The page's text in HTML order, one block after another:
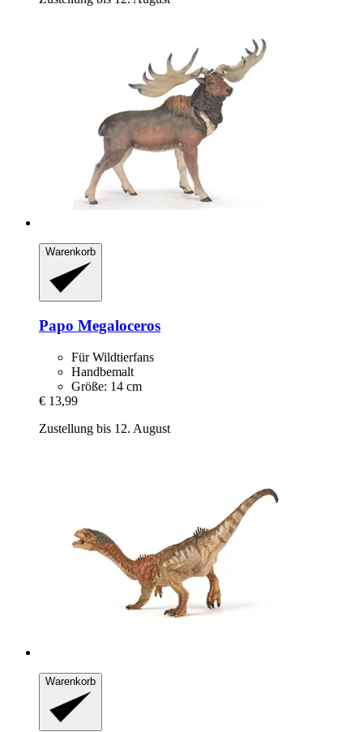
Warenkorb
Papo Megaloceros
Für Wildtierfans
Handbemalt
Größe: 14 cm
€ 13,99
Zustellung bis 12. August
Warenkorb